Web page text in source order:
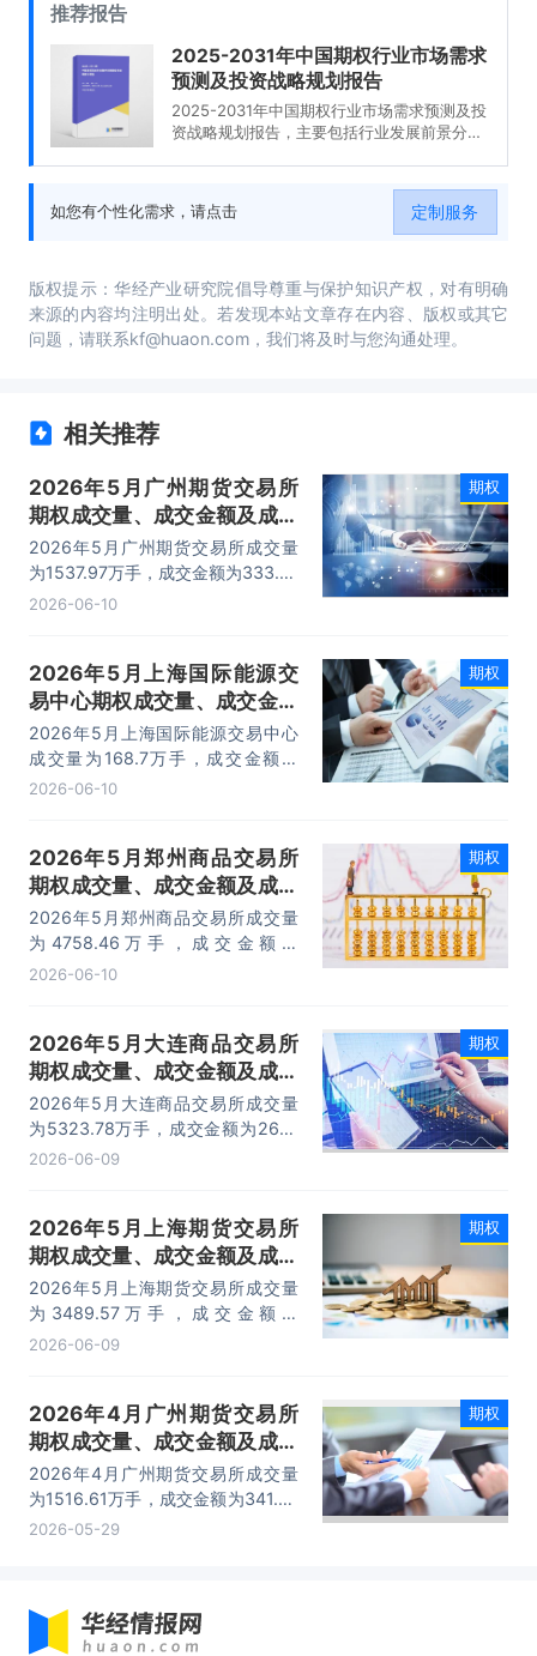
推荐报告
2025-2031年中国期权行业市场需求
预测及投资战略规划报告
2025-2031年中国期权行业市场需求预测及投
资战略规划报告，主要包括行业发展前景分
如您有个性化需求，请点击
定制服务
版权提示：华经产业研究院倡导尊重与保护知识产权，对有明确
来源的内容均注明出处。若发现本站文章存在内容、版权或其它
问题，请联系kf@huaon.com，我们将及时与您沟通处理。
相关推荐
2026年5月广州期货交易所
期权成交量、成交金额及成交
金额占全国市场比重统计
2026年5月广州期货交易所成交量
为1537.97万手，成交金额为333.41
亿元，期权成交金额占全国期权市场
2026-06-10
期权
2026年5月上海国际能源交
易中心期权成交量、成交金额
及成交金额占全国市场比重统
计
2026年5月上海国际能源交易中心
成交量为168.7万手，成交金额为
150.2亿元，期权成交金额占全国期
2026-06-10
期权
2026年5月郑州商品交易所
期权成交量、成交金额及成交
金额占全国市场比重统计
2026年5月郑州商品交易所成交量
为4758.46万手，成交金额为
181.72亿元，期权成交金额占全国期
2026-06-10
期权
2026年5月大连商品交易所
期权成交量、成交金额及成交
金额占全国市场比重统计
2026年5月大连商品交易所成交量
为5323.78万手，成交金额为267.1
亿元，期权成交金额占全国期权市场
2026-06-09
期权
2026年5月上海期货交易所
期权成交量、成交金额及成交
金额占全国市场比重统计
2026年5月上海期货交易所成交量
为3489.57万手，成交金额为
1053.71亿元，期权成交金额占全国
2026-06-09
期权
2026年4月广州期货交易所
期权成交量、成交金额及成交
金额占全国市场比重统计
2026年4月广州期货交易所成交量
为1516.61万手，成交金额为341.57
亿元，期权成交金额占全国期权市场
2026-05-29
期权